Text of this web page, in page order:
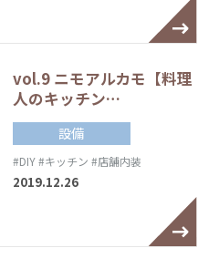
vol.9 ニモアルカモ【料理
人のキッチン…
設備
#DIY#キッチン #店舗内装
2019.12.26